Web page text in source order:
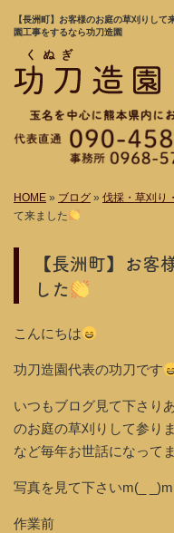
【長洲町】お客様のお庭の草刈りして
園工事をするなら功刀造園
HOME » ブログ » 伐採・草刈り
て来ました
【長洲町】お客
した
こんにちは
功刀造園代表の功刀です
いつもブログ見て下さり
のお庭の草刈りして参り
など毎年お世話になって
写真を見て下さいm(_ _)m
作業前